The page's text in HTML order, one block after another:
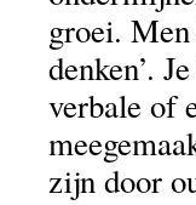
groei.
denken’.
verbale of
zijn door